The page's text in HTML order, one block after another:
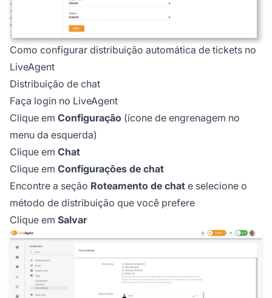
Como configurar distribuição automática de tickets no
LiveAgent
Distribuição de chat
Faça login no LiveAgent
Clique em Configuração (ícone de engrenagem no
menu da esquerda)
Clique em Chat
Clique em Configurações de chat
Encontre a seção Roteamento de chat e selecione o
método de distribuição que você prefere
Clique em Salvar